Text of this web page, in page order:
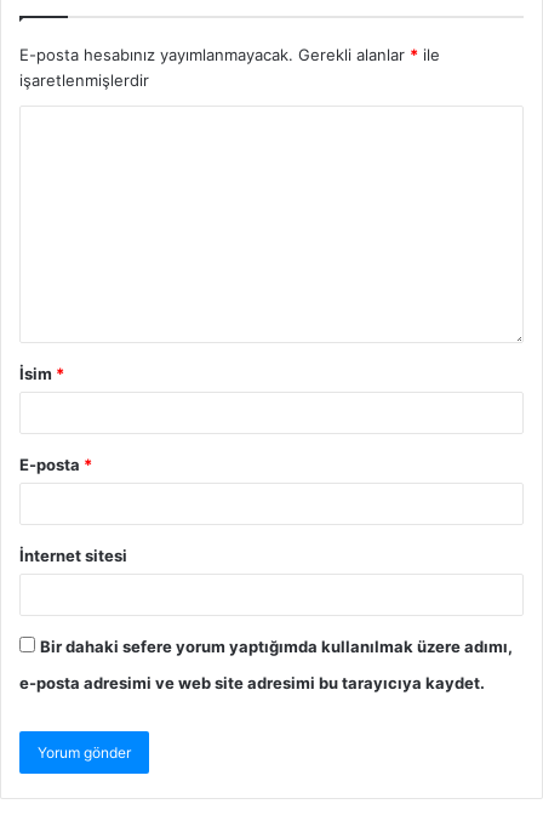
E-posta hesabınız yayımlanmayacak. Gerekli alanlar * ile
işaretlenmişlerdir
İsim *
E-posta *
İnternet sitesi
Bir dahaki sefere yorum yaptığımda kullanılmak üzere adımı,
e-posta adresimi ve web site adresimi bu tarayıcıya kaydet.